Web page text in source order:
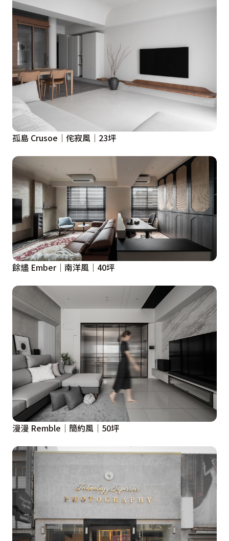
孤島 Crusoe│侘寂風│23坪
餘燼 Ember│南洋風│40坪
漫漫 Remble│簡約風│50坪